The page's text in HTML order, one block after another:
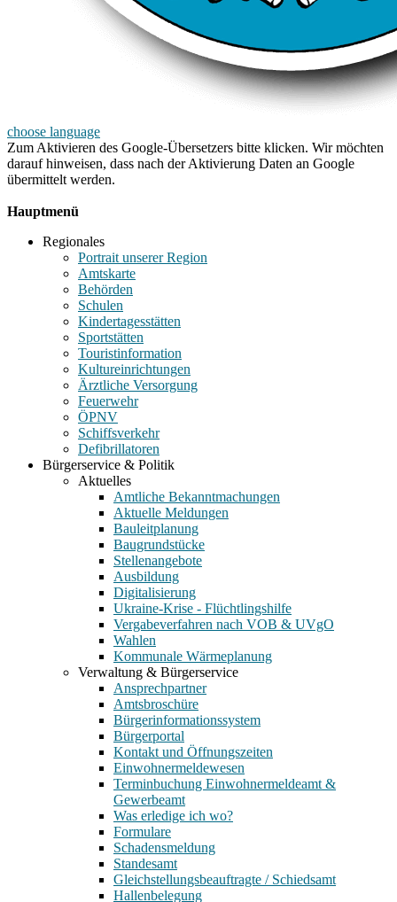
choose language
Zum Aktivieren des Google-Übersetzers bitte klicken. Wir möchten
darauf hinweisen, dass nach der Aktivierung Daten an Google
übermittelt werden.
Hauptmenü
Regionales
Portrait unserer Region
Amtskarte
Behörden
Schulen
Kindertagesstätten
Sportstätten
Touristinformation
Kultureinrichtungen
Ärztliche Versorgung
Feuerwehr
ÖPNV
Schiffsverkehr
Defibrillatoren
Bürgerservice & Politik
Aktuelles
Amtliche Bekanntmachungen
Aktuelle Meldungen
Bauleitplanung
Baugrundstücke
Stellenangebote
Ausbildung
Digitalisierung
Ukraine-Krise - Flüchtlingshilfe
Vergabeverfahren nach VOB & UVgO
Wahlen
Kommunale Wärmeplanung
Verwaltung & Bürgerservice
Ansprechpartner
Amtsbroschüre
Bürgerinformationssystem
Bürgerportal
Kontakt und Öffnungszeiten
Einwohnermeldewesen
Terminbuchung Einwohnermeldeamt &
Gewerbeamt
Was erledige ich wo?
Formulare
Schadensmeldung
Standesamt
Gleichstellungsbeauftragte / Schiedsamt
Hallenbelegung